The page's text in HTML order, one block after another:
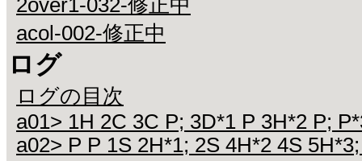
2over1-032-修正中
acol-002-修正中
ログ
ログの目次
a01> 1H 2C 3C P; 3D*1 P 3H*2 P;
a02> P P 1S 2H*1; 2S 4H*2 4S